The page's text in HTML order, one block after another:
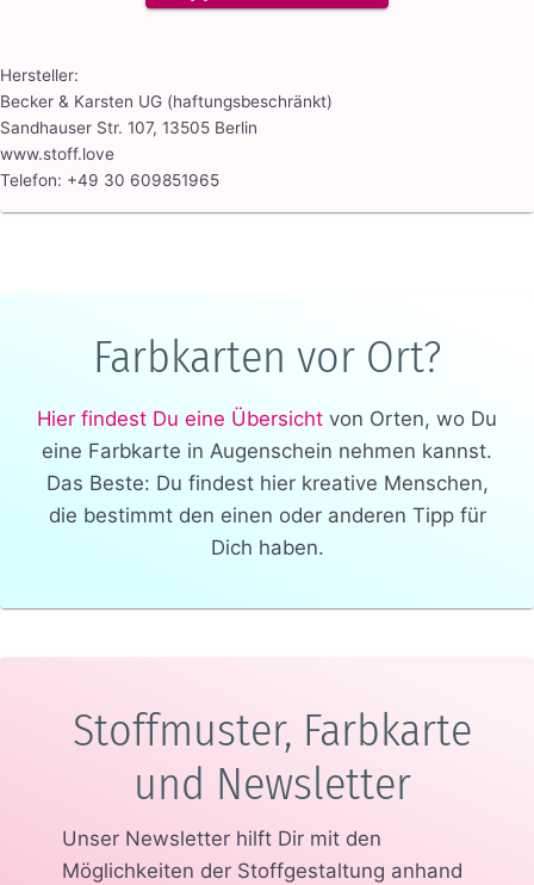
Hersteller:
Becker & Karsten UG (haftungsbeschränkt)
Sandhauser Str. 107, 13505 Berlin
www.stoff.love
Telefon: +49 30 609851965
Farbkarten vor Ort?
Hier findest Du eine Übersicht von Orten, wo Du
eine Farbkarte in Augenschein nehmen kannst.
Das Beste: Du findest hier kreative Menschen,
die bestimmt den einen oder anderen Tipp für
Dich haben.
Stoffmuster, Farbkarte
und Newsletter
Unser Newsletter hilft Dir mit den
Möglichkeiten der Stoffgestaltung anhand